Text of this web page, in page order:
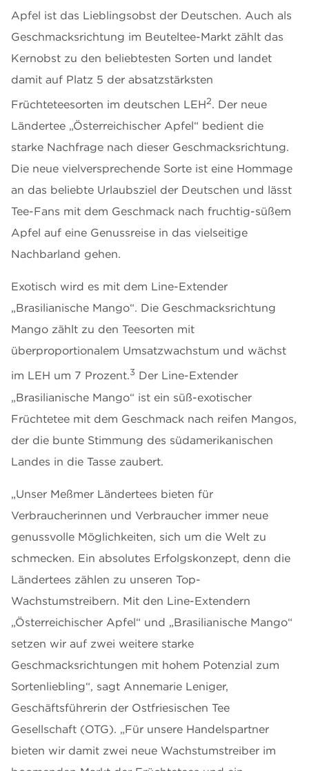
Apfel ist das Lieblingsobst der Deutschen. Auch als
Geschmacksrichtung im Beuteltee-Markt zählt das
Kernobst zu den beliebtesten Sorten und landet
damit auf Platz 5 der absatzstärksten
Früchteteesorten im deutschen LEH2. Der neue
Ländertee „Österreichischer Apfel“ bedient die
starke Nachfrage nach dieser Geschmacksrichtung.
Die neue vielversprechende Sorte ist eine Hommage
an das beliebte Urlaubsziel der Deutschen und lässt
Tee-Fans mit dem Geschmack nach fruchtig-süßem
Apfel auf eine Genussreise in das vielseitige
Nachbarland gehen.
Exotisch wird es mit dem Line-Extender
„Brasilianische Mango“. Die Geschmacksrichtung
Mango zählt zu den Teesorten mit
überproportionalem Umsatzwachstum und wächst
im LEH um 7 Prozent.3 Der Line-Extender
„Brasilianische Mango“ ist ein süß-exotischer
Früchtetee mit dem Geschmack nach reifen Mangos,
der die bunte Stimmung des südamerikanischen
Landes in die Tasse zaubert.
„Unser Meßmer Ländertees bieten für
Verbraucherinnen und Verbraucher immer neue
genussvolle Möglichkeiten, sich um die Welt zu
schmecken. Ein absolutes Erfolgskonzept, denn die
Ländertees zählen zu unseren Top-
Wachstumstreibern. Mit den Line-Extendern
„Österreichischer Apfel“ und „Brasilianische Mango“
setzen wir auf zwei weitere starke
Geschmacksrichtungen mit hohem Potenzial zum
Sortenliebling“, sagt Annemarie Leniger,
Geschäftsführerin der Ostfriesischen Tee
Gesellschaft (OTG). „Für unsere Handelspartner
bieten wir damit zwei neue Wachstumstreiber im